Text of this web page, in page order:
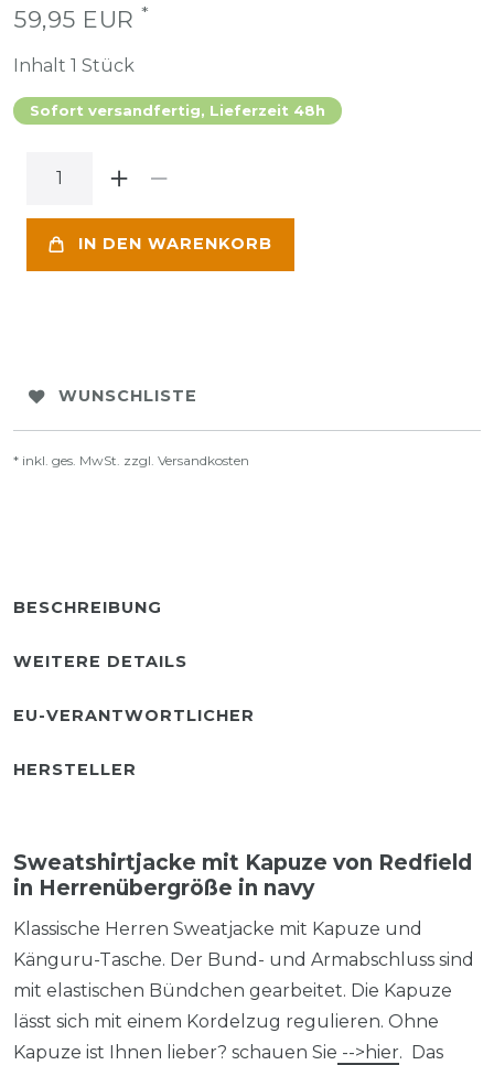
59,95 EUR *
Inhalt 1 Stück
Sofort versandfertig, Lieferzeit 48h
IN DEN WARENKORB
WUNSCHLISTE
* inkl. ges. MwSt. zzgl. Versandkosten
BESCHREIBUNG
WEITERE DETAILS
EU-VERANTWORTLICHER
HERSTELLER
Sweatshirtjacke mit Kapuze von Redfield
in Herrenübergröße in navy
Klassische Herren Sweatjacke mit Kapuze und
Känguru-Tasche. Der Bund- und Armabschluss sind
mit elastischen Bündchen gearbeitet. Die Kapuze
lässt sich mit einem Kordelzug regulieren. Ohne
Kapuze ist Ihnen lieber? schauen Sie -->hier. Das